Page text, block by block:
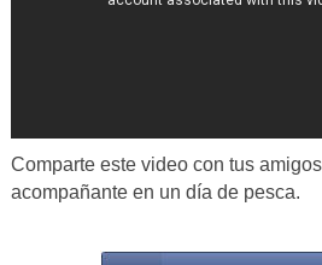
Comparte este video con tus
acompañante en un día de pesca.